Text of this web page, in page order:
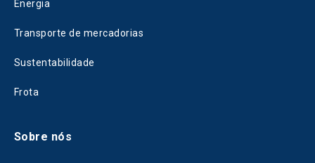
Energia
Transporte de mercadorias
Sustentabilidade
Frota
Sobre nós